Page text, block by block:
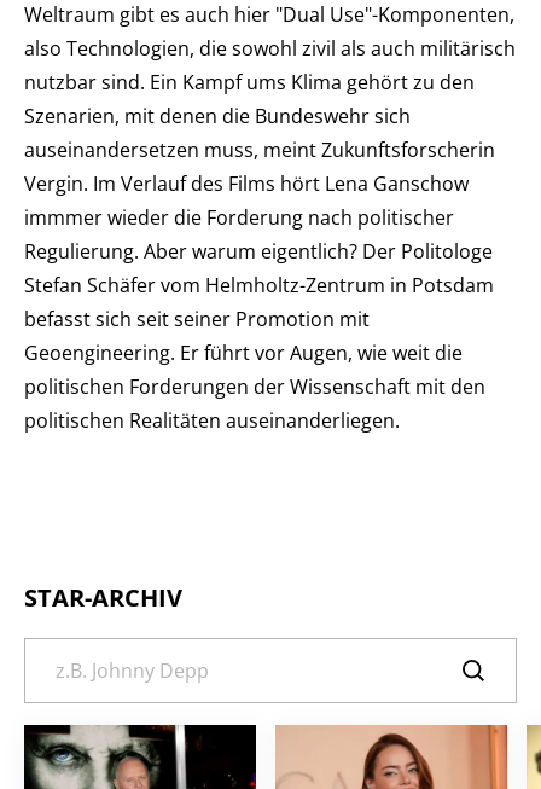
Weltraum gibt es auch hier "Dual Use"-Komponenten,
also Technologien, die sowohl zivil als auch militärisch
nutzbar sind. Ein Kampf ums Klima gehört zu den
Szenarien, mit denen die Bundeswehr sich
auseinandersetzen muss, meint Zukunftsforscherin
Vergin. Im Verlauf des Films hört Lena Ganschow
immmer wieder die Forderung nach politischer
Regulierung. Aber warum eigentlich? Der Politologe
Stefan Schäfer vom Helmholtz-Zentrum in Potsdam
befasst sich seit seiner Promotion mit
Geoengineering. Er führt vor Augen, wie weit die
politischen Forderungen der Wissenschaft mit den
politischen Realitäten auseinanderliegen.
STAR-ARCHIV